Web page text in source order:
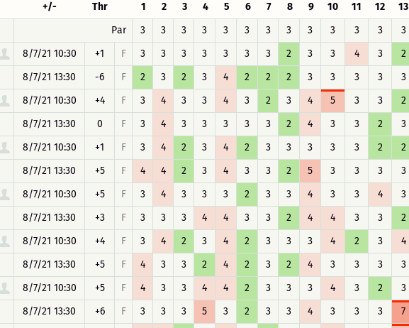
+/- Thr 1 2 3 4 5 6 7 8 9 10 11 12 13
Par
3 3 3 3 3 3 3 3 3 3 3 3 3
8/7/21 10:30 +1 F 3 3 3 3 3 3 3 2 3 3 4 3 2
8/7/21 13:30
-6 F 2 3 2 3 4 2 2 2 3 3 3 3 3
8/7/21 10:30 +4 F 3 4 3 3 4 3 2 3 4 5 3 3 2
8/7/21 13:30
0 F 3 4 3 3 3 3 3 2 4 3 3 2 3
8/7/21 10:30 +1 F 3 4 2 3 4 2 3 3 3 3 3 2 2
8/7/21 13:30
+5 F 4 4 2 3 4 3 3 2 5 3 3 3 3
8/7/21 10:30 +5 F 3 4 3 3 3 2 3 3 4 3 3 4 3
8/7/21 13:30
+3 F 3 3 3 4 4 3 3 2 4 4 3 3 2
8/7/21 10:30 +4 F 3 4 2 3 4 2 3 3 3 4 2 3 4
8/7/21 13:30
+5 F 4 3 3 2 4 2 3 2 4 3 3 3 3
8/7/21 10:30 +5 F 4 3 3 4 4 2 3 3 3 4 3 2 3
8/7/21 13:30
+6 F 3 3 3 5 3 2 3 3 4 3 3 3 7